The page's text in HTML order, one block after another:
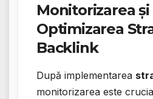
Monitorizarea și
Optimizarea
Backlink
După implementarea
monitorizarea este